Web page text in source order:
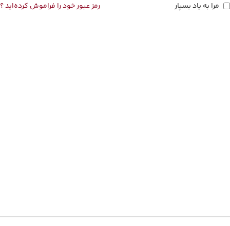
رمز عبور خود را فراموش کرده‌اید ؟ مرا به یاد بسپار